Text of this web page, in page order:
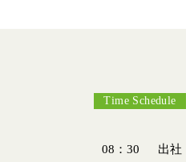
Time Schedule
08：30
出社